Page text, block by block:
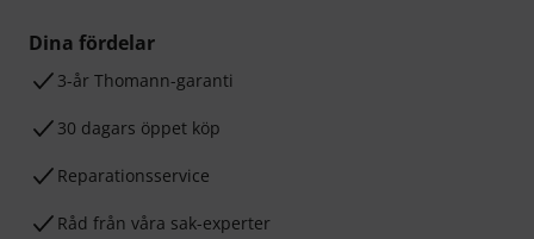
Dina fördelar
3-år Thomann-garanti
30 dagars öppet köp
Reparationsservice
Råd från våra sak-experter